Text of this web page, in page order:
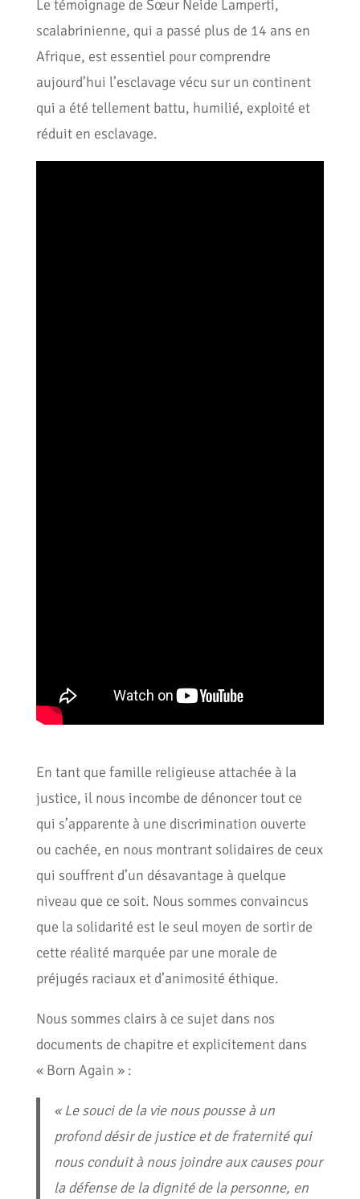
Le témoignage de Sœur Neide Lamperti,
scalabrinienne, qui a passé plus de 14 ans en
Afrique, est essentiel pour comprendre
aujourd’hui l’esclavage vécu sur un continent
qui a été tellement battu, humilié, exploité et
réduit en esclavage.
En tant que famille religieuse attachée à la
justice, il nous incombe de dénoncer tout ce
qui s’apparente à une discrimination ouverte
ou cachée, en nous montrant solidaires de ceux
qui souffrent d’un désavantage à quelque
niveau que ce soit. Nous sommes convaincus
que la solidarité est le seul moyen de sortir de
cette réalité marquée par une morale de
préjugés raciaux et d’animosité éthique.
Nous sommes clairs à ce sujet dans nos
documents de chapitre et explicitement dans
« Born Again » :
« Le souci de la vie nous pousse à un
profond désir de justice et de fraternité qui
nous conduit à nous joindre aux causes pour
la défense de la dignité de la personne, en